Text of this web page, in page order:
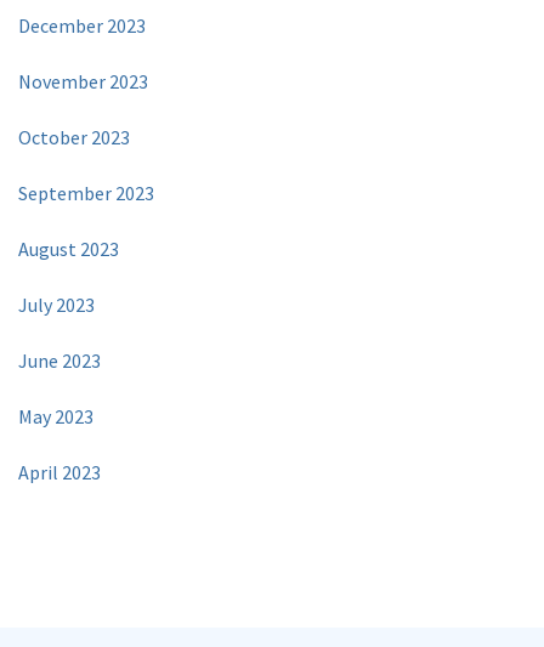
December 2023
November 2023
October 2023
September 2023
August 2023
July 2023
June 2023
May 2023
April 2023